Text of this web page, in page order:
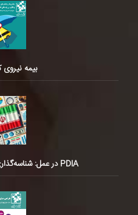
بیمه نیروی
PDIA در عمل: شناسه‌گذاری بودجه و طبقه‌بندی آن